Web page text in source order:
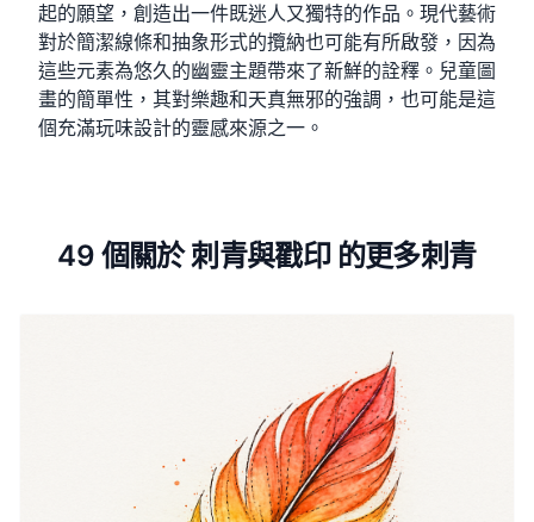
起的願望，創造出一件既迷人又獨特的作品。現代藝術
對於簡潔線條和抽象形式的攬納也可能有所啟發，因為
這些元素為悠久的幽靈主題帶來了新鮮的詮釋。兒童圖
畫的簡單性，其對樂趣和天真無邪的強調，也可能是這
個充滿玩味設計的靈感來源之一。
49 個關於 刺青與戳印 的更多刺青